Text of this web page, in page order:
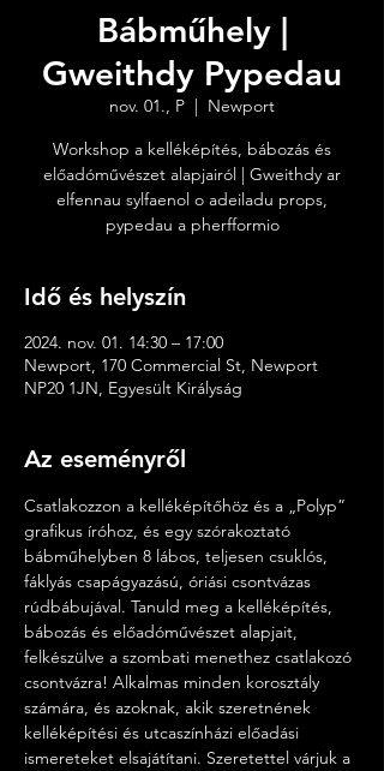
Bábműhely |
Gweithdy Pypedau
nov. 01., P
  |
Newport
Workshop a kelléképítés, bábozás és
előadóművészet alapjairól | Gweithdy ar
elfennau sylfaenol o adeiladu props,
pypedau a pherfformio
Idő és helyszín
2024. nov. 01. 14:30 – 17:00
Newport, 170 Commercial St, Newport
NP20 1JN, Egyesült Királyság
Az eseményről
Csatlakozzon a kelléképítőhöz és a „Polyp”
grafikus íróhoz, és egy szórakoztató
bábműhelyben 8 lábos, teljesen csuklós,
fáklyás csapágyazású, óriási csontvázas
rúdbábujával. Tanuld meg a kelléképítés,
bábozás és előadóművészet alapjait,
felkészülve a szombati menethez csatlakozó
csontvázra! Alkalmas minden korosztály
számára, és azoknak, akik szeretnének
kelléképítési és utcaszínházi előadási
ismereteket elsajátítani. Szeretettel várjuk a